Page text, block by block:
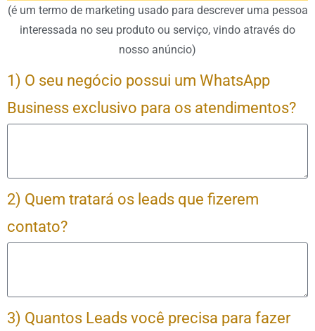
(é um termo de marketing usado para descrever uma pessoa
interessada no seu produto ou serviço, vindo através do
nosso anúncio)
1) O seu negócio possui um WhatsApp
Business exclusivo para os atendimentos?
2) Quem tratará os leads que fizerem
contato?
3) Quantos Leads você precisa para fazer